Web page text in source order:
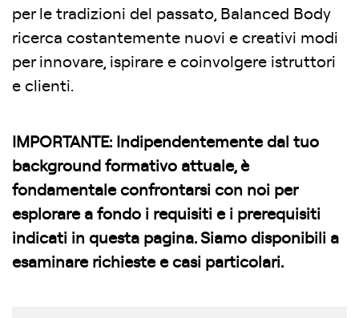
per le tradizioni del passato, Balanced Body
ricerca costantemente nuovi e creativi modi
per innovare, ispirare e coinvolgere istruttori
e clienti.
IMPORTANTE: Indipendentemente dal tuo
background formativo attuale, è
fondamentale confrontarsi con noi per
esplorare a fondo i requisiti e i prerequisiti
indicati in questa pagina. Siamo disponibili a
esaminare richieste e casi particolari.